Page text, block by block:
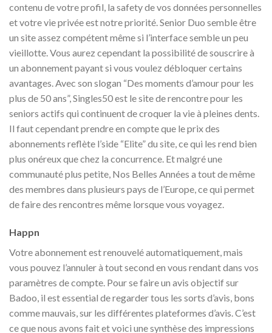
contenu de votre profil, la safety de vos données personnelles
et votre vie privée est notre priorité. Senior Duo semble être
un site assez compétent même si l’interface semble un peu
vieillotte. Vous aurez cependant la possibilité de souscrire à
un abonnement payant si vous voulez débloquer certains
avantages. Avec son slogan “Des moments d’amour pour les
plus de 50 ans”, Singles50 est le site de rencontre pour les
seniors actifs qui continuent de croquer la vie à pleines dents.
Il faut cependant prendre en compte que le prix des
abonnements reflète l’side “Elite” du site, ce qui les rend bien
plus onéreux que chez la concurrence. Et malgré une
communauté plus petite, Nos Belles Années a tout de même
des membres dans plusieurs pays de l’Europe, ce qui permet
de faire des rencontres même lorsque vous voyagez.
Happn
Votre abonnement est renouvelé automatiquement, mais
vous pouvez l’annuler à tout second en vous rendant dans vos
paramètres de compte. Pour se faire un avis objectif sur
Badoo, il est essential de regarder tous les sorts d’avis, bons
comme mauvais, sur les différentes plateformes d’avis. C’est
ce que nous avons fait et voici une synthèse des impressions